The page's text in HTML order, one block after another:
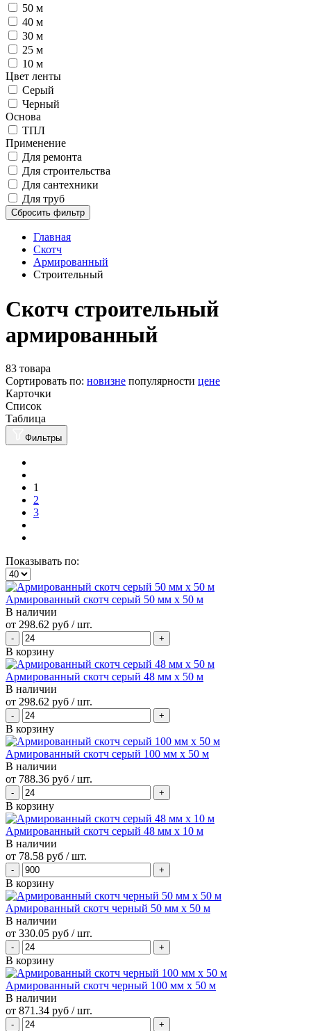
50 м
40 м
30 м
25 м
10 м
Цвет ленты
Серый
Черный
Основа
ТПЛ
Применение
Для ремонта
Для строительства
Для сантехники
Для труб
Сбросить фильтр
Главная
Скотч
Армированный
Строительный
Скотч строительный
армированный
83 товара
Сортировать по: новизне популярности цене
Карточки
Список
Таблица
Фильтры
1
2
3
Показывать по:
Армированный скотч серый 50 мм х 50 м
В наличии
от 298.62 руб / шт.
В корзину
Армированный скотч серый 48 мм х 50 м
В наличии
от 298.62 руб / шт.
В корзину
Армированный скотч серый 100 мм х 50 м
В наличии
от 788.36 руб / шт.
В корзину
Армированный скотч серый 48 мм х 10 м
В наличии
от 78.58 руб / шт.
В корзину
Армированный скотч черный 50 мм х 50 м
В наличии
от 330.05 руб / шт.
В корзину
Армированный скотч черный 100 мм х 50 м
В наличии
от 871.34 руб / шт.